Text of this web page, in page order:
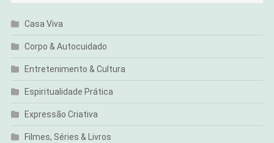
Casa Viva
Corpo & Autocuidado
Entretenimento & Cultura
Espiritualidade Prática
Expressão Criativa
Filmes, Séries & Livros